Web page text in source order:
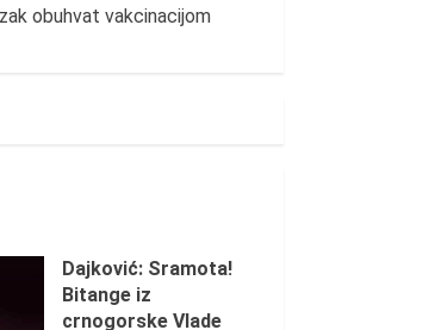
obuhvat vakcinacijom
Dajković: Sramota!
Bitange iz
crnogorske Vlade